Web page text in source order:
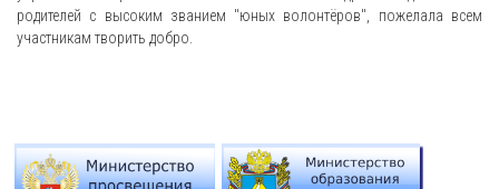
родителей с высоким званием "юных волонтëров", пожелала всем
участникам творить добро.